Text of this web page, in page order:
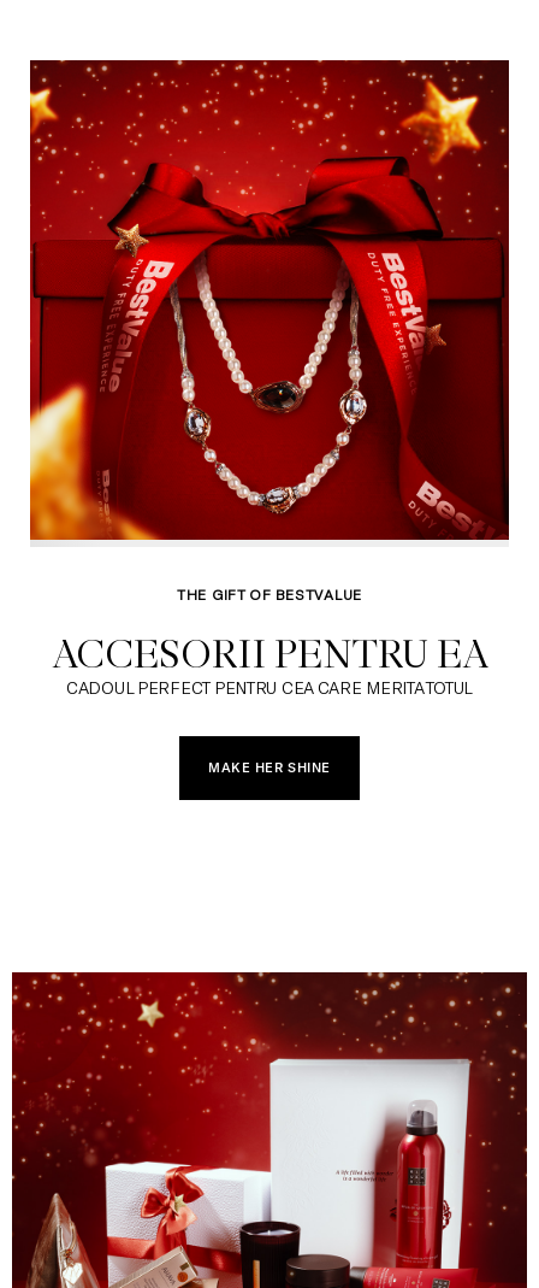
THE GIFT OF BESTVALUE
ACCESORII PENTRU EA
CADOUL PERFECT PENTRU CEA CARE MERITA TOTUL
MAKE HER SHINE